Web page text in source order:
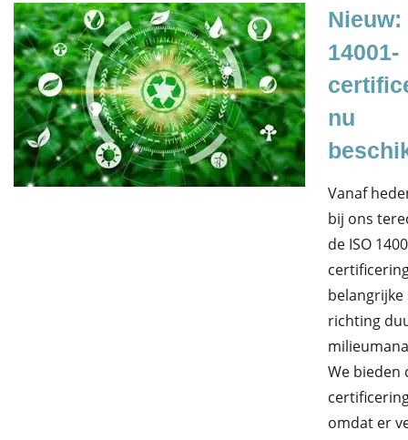
Nieuw:
14001-
nu
Vanaf
bij ons
de ISO
belangrijke
richting
We bieden
omdat er